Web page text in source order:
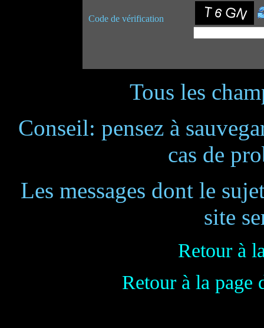
Code de vérification
Tous les
Conseil: pensez à
cas de
Les messages dont le
site
Retour à
Retour à la page